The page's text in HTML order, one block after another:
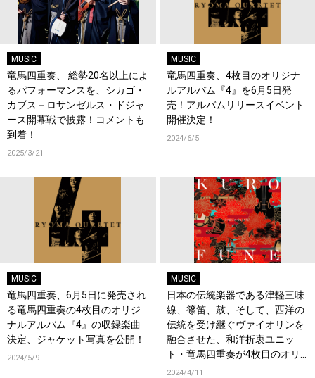
MUSIC
竜馬四重奏、 総勢20名以上によ
るパフォーマンスを、シカゴ・
カブス－ロサンゼルス・ドジャ
ース開幕戦で披露！コメントも
到着！
2025/3/21
MUSIC
竜馬四重奏、4枚目のオリジナ
ルアルバム『4』を6月5日発
売！アルバムリリースイベント
開催決定！
2024/6/5
MUSIC
竜馬四重奏、6月5日に発売され
る竜馬四重奏の4枚目のオリジ
ナルアルバム『4』の収録楽曲
決定、ジャケット写真を公開！
2024/5/9
MUSIC
日本の伝統楽器である津軽三味
線、篠笛、鼓、そして、西洋の
伝統を受け継ぐヴァイオリンを
融合させた、和洋折衷ユニッ
ト・竜馬四重奏が4枚目のオリ
ジナルアルバム発売を発表！
2024/4/11